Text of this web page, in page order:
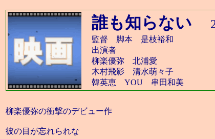
誰も知らない
監督 脚本 是枝裕和
出演者
柳楽優弥 北浦愛
木村飛影 清水萌々子
韓英恵 YOU 串田和美
柳楽優弥の衝撃のデビュー作
彼の目が忘れられな